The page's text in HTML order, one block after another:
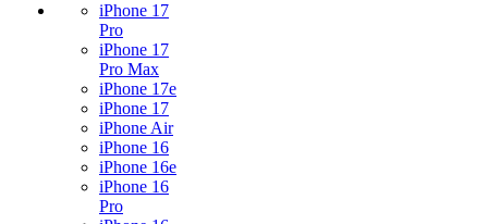
iPhone 17
Pro
iPhone 17
Pro Max
iPhone 17e
iPhone 17
iPhone Air
iPhone 16
iPhone 16e
iPhone 16
Pro